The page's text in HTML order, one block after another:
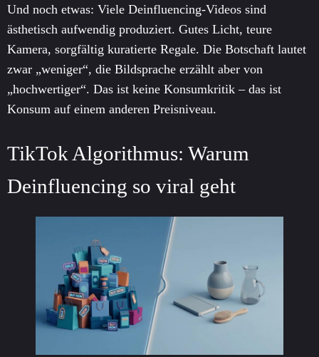
Und noch etwas: Viele Deinfluencing-Videos sind
ästhetisch aufwendig produziert. Gutes Licht, teure
Kamera, sorgfältig kuratierte Regale. Die Botschaft lautet
zwar „weniger“, die Bildsprache erzählt aber von
„hochwertiger“. Das ist keine Konsumkritik – das ist
Konsum auf einem anderen Preisniveau.
TikTok Algorithmus: Warum
Deinfluencing so viral geht